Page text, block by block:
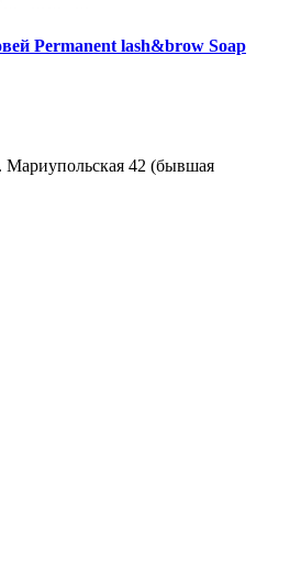
Permanent lash&brow Soap
Мариупольская 42 (бывшая